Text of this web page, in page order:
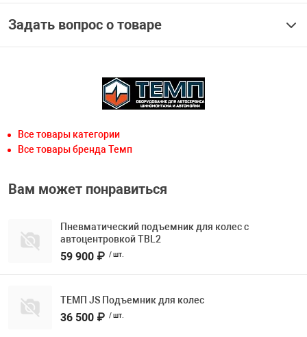
Задать вопрос о товаре
Все товары категории
Все товары бренда Темп
Вам может понравиться
Пневматический подъемник для колес с
автоцентровкой TBL2
59 900 ₽ / шт.
ТЕМП JS Подъемник для колес
36 500 ₽ / шт.